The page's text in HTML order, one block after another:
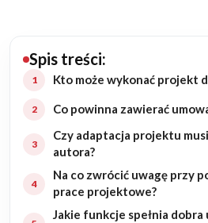
Budowa domu
Rezydencje
Rozbudowa
Remonty
Spis treści:
Kto może wykonać projekt
Co powinna zawierać
Czy adaptacja projektu
autora?
Na co zwrócić uwagę przy
prace projektowe?
Jakie funkcje spełnia dobra